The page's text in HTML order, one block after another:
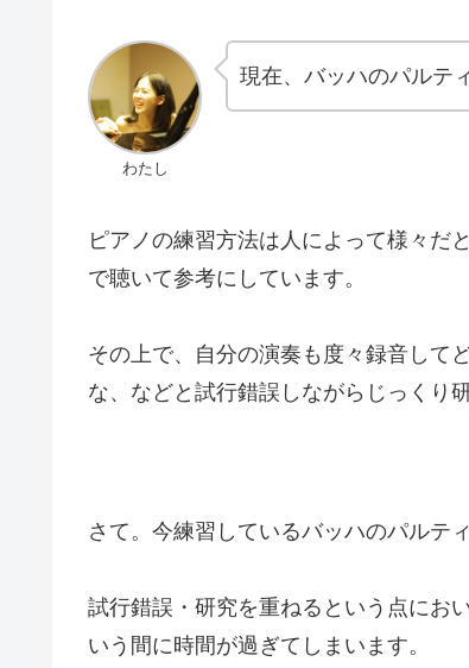
わたし
現在、バッハのパルテ
ピアノの練習方法は人によって様々だ
で聴いて参考にしています。
その上で、自分の演奏も度々録音して
な、などと試行錯誤しながらじっくり
さて。今練習しているバッハのパルティ
試行錯誤・研究を重ねるという点にお
いう間に時間が過ぎてしまいます。